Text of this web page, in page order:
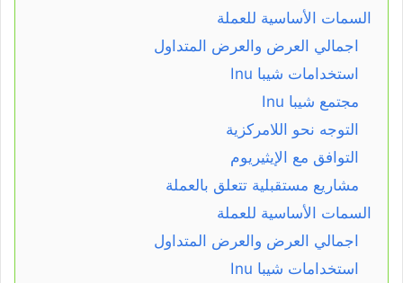
السمات الأساسية للعملة
اجمالي العرض والعرض المتداول
استخدامات شيبا Inu
مجتمع شيبا Inu
التوجه نحو اللامركزية
التوافق مع الإيثيريوم
مشاريع مستقبلية تتعلق بالعملة
السمات الأساسية للعملة
اجمالي العرض والعرض المتداول
استخدامات شيبا Inu